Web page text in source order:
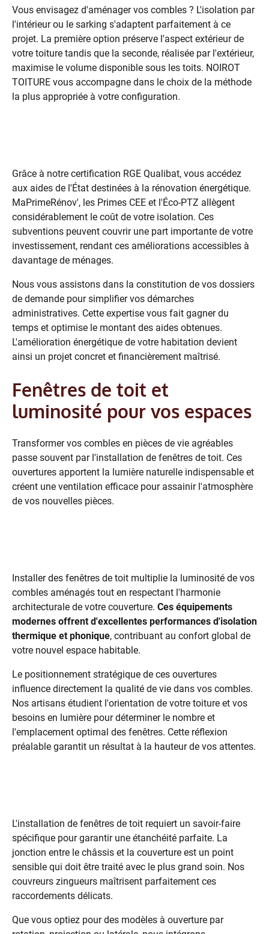
Vous envisagez d'aménager vos combles ? L'isolation par
l'intérieur ou le sarking s'adaptent parfaitement à ce
projet. La première option préserve l'aspect extérieur de
votre toiture tandis que la seconde, réalisée par l'extérieur,
maximise le volume disponible sous les toits. NOIROT
TOITURE vous accompagne dans le choix de la méthode
la plus appropriée à votre configuration.
Grâce à notre certification RGE Qualibat, vous accédez
aux aides de l'État destinées à la rénovation énergétique.
MaPrimeRénov', les Primes CEE et l'Éco-PTZ allègent
considérablement le coût de votre isolation. Ces
subventions peuvent couvrir une part importante de votre
investissement, rendant ces améliorations accessibles à
davantage de ménages.
Nous vous assistons dans la constitution de vos dossiers
de demande pour simplifier vos démarches
administratives. Cette expertise vous fait gagner du
temps et optimise le montant des aides obtenues.
L'amélioration énergétique de votre habitation devient
ainsi un projet concret et financièrement maîtrisé.
Fenêtres de toit et
luminosité pour vos espaces
Transformer vos combles en pièces de vie agréables
passe souvent par l'installation de fenêtres de toit. Ces
ouvertures apportent la lumière naturelle indispensable et
créent une ventilation efficace pour assainir l'atmosphère
de vos nouvelles pièces.
Installer des fenêtres de toit multiplie la luminosité de vos
combles aménagés tout en respectant l'harmonie
architecturale de votre couverture. Ces équipements
modernes offrent d'excellentes performances d'isolation
thermique et phonique, contribuant au confort global de
votre nouvel espace habitable.
Le positionnement stratégique de ces ouvertures
influence directement la qualité de vie dans vos combles.
Nos artisans étudient l'orientation de votre toiture et vos
besoins en lumière pour déterminer le nombre et
l'emplacement optimal des fenêtres. Cette réflexion
préalable garantit un résultat à la hauteur de vos attentes.
L'installation de fenêtres de toit requiert un savoir-faire
spécifique pour garantir une étanchéité parfaite. La
jonction entre le châssis et la couverture est un point
sensible qui doit être traité avec le plus grand soin. Nos
couvreurs zingueurs maîtrisent parfaitement ces
raccordements délicats.
Que vous optiez pour des modèles à ouverture par